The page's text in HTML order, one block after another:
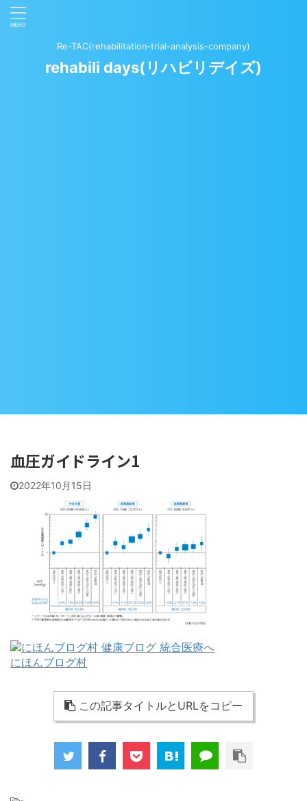
Re-TAC(rehabilitation‐trial-analysis-company)
rehabili days(リハビリデイズ)
血圧ガイドライン1
2022年10月15日
にほんブログ村
この記事タイトルとURLをコピー